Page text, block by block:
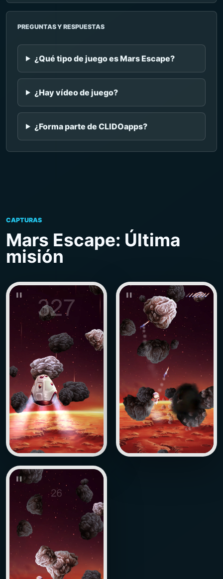
PREGUNTAS Y RESPUESTAS
¿Qué tipo de juego es Mars Escape?
¿Hay vídeo de juego?
¿Forma parte de CLIDOapps?
CAPTURAS
Mars Escape: Última
misión